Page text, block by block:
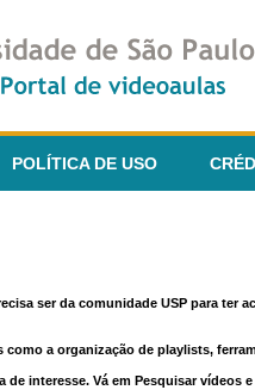
POLÍTICA DE USO
ser da comunidade USP para
a organização de playlists,
de interesse. Vá em Pesquisar